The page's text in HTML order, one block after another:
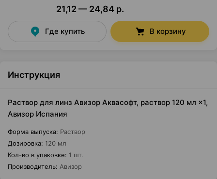
21,12 — 24,84 р.
Где купить В корзину
Инструкция
Раствор для линз Авизор Аквасофт, раствор 120 мл ×1,
Авизор Испания
Форма выпуска: Раствор
Дозировка: 120 мл
Кол-во в упаковке: 1 шт.
Производитель: Авизор